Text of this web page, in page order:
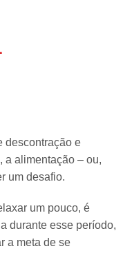
descontração e
a alimentação – ou,
um desafio.
um pouco, é
durante esse período,
a meta de se